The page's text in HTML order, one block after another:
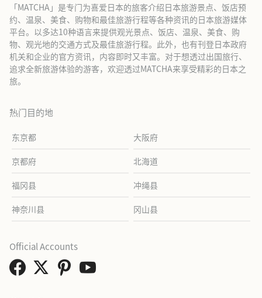
「MATCHA」是专门为喜爱日本的旅客介绍日本旅游景点、饭店预
约、温泉、美食、购物和最佳旅游行程等各种资讯的日本旅游媒体
平台。以多达10种语言来提供观光景点、饭店、温泉、美食、购
物、观光地的交通方式及最佳旅游行程。此外，也有刊登日本政府
机关和企业的官方资讯，内容即时又丰富。对于想透过出国旅行、
追求全新旅游体验的游客，欢迎透过MATCHA来享受精彩的日本之
旅。
热门目的地
东京都 大阪府
京都府 北海道
福冈县 冲绳县
神奈川县 冈山县
Official Accounts